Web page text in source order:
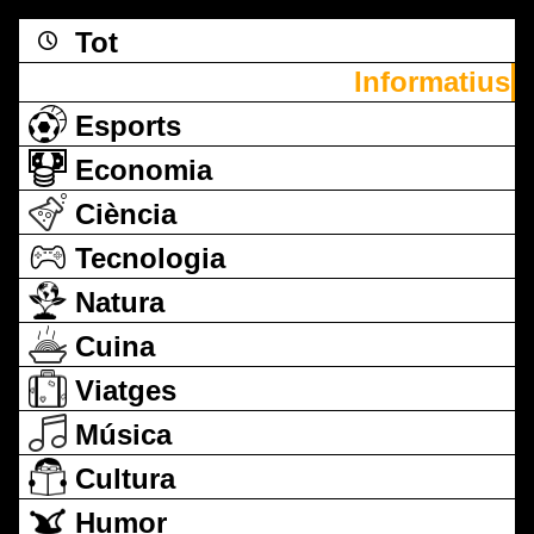
Tot
Informatius
Esports
Economia
Ciència
Tecnologia
Natura
Cuina
Viatges
Música
Cultura
Humor